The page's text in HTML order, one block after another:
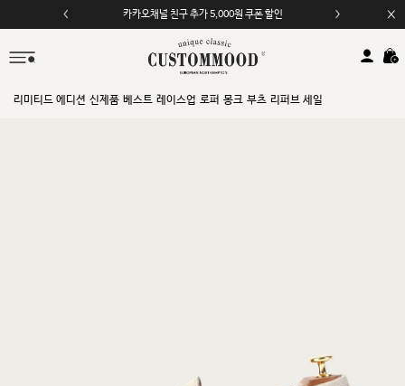
카카오채널 친구 추가 5,000원 쿠폰 할인
모바일 앱 자동 2,000원 할인
리미티드 에디션 신제품 베스트 레이스업 로퍼 몽크 부츠 리퍼브 세일